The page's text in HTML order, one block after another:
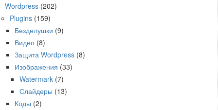
Wordpress (202)
Plugins (159)
Безделушки (9)
Видео (8)
Защита Wordpress (8)
Изображения (33)
Watermark (7)
Слайдеры (13)
Коды (2)